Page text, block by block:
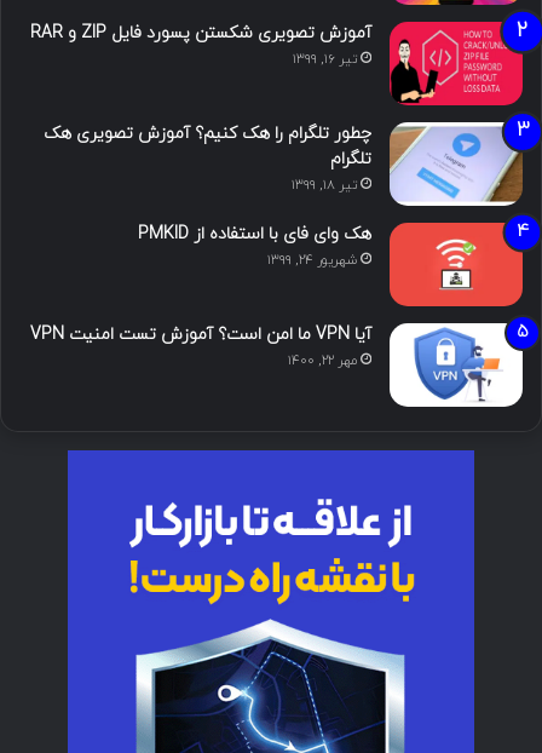
آموزش تصویری شکستن پسورد فایل ZIP و RAR
تیر ۱۶, ۱۳۹۹
چطور تلگرام را هک کنیم؟ آموزش تصویری هک
تلگرام
تیر ۱۸, ۱۳۹۹
هک وای فای با استفاده از PMKID
شهریور ۲۴, ۱۳۹۹
آیا VPN ما امن است؟ آموزش تست امنیت VPN
مهر ۲۲, ۱۴۰۰